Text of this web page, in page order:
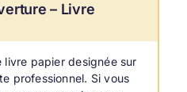
– Livre
livre papierdesignée sur
professionnel. Si vous